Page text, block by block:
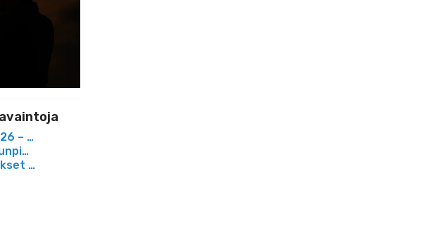
– opas turvalliseen havainnointiin
7. syyskuuta – erityinen luonnonilmiö, jota ei kannata jättää
- miten kokea turvallisesti ja onnistuneesti?